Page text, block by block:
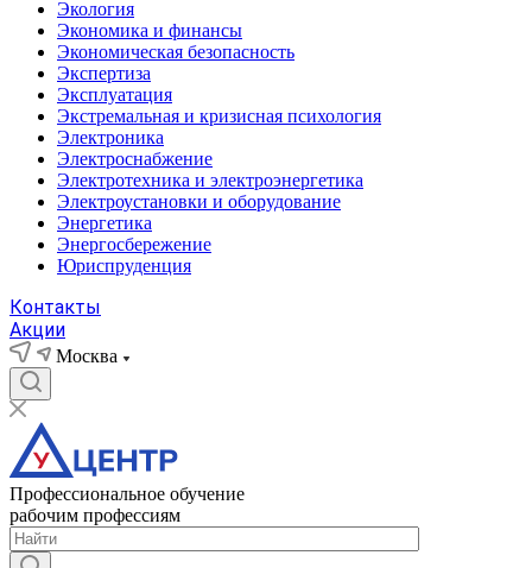
Экология
Экономика и финансы
Экономическая безопасность
Экспертиза
Эксплуатация
Экстремальная и кризисная психология
Электроника
Электроснабжение
Электротехника и электроэнергетика
Электроустановки и оборудование
Энергетика
Энергосбережение
Юриспруденция
Контакты
Акции
Москва
Профессиональное обучение
рабочим профессиям